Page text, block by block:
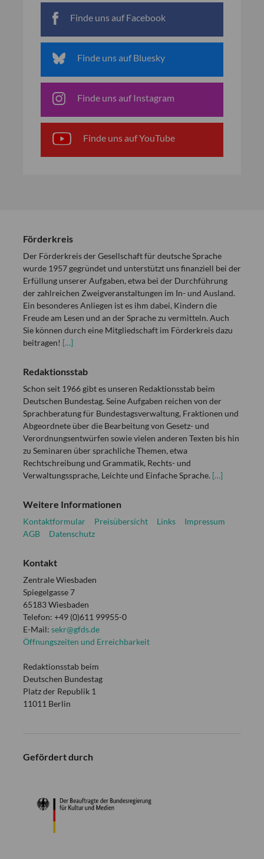
Finde uns auf Facebook
Finde uns auf Bluesky
Finde uns auf Instagram
Finde uns auf YouTube
Förderkreis
Der Förderkreis der Gesellschaft für deutsche Sprache
wurde 1957 gegründet und unterstützt uns finanziell bei der
Erfüllung unserer Aufgaben, etwa bei der Durchführung
der zahlreichen Zweigveranstaltungen im In- und Ausland.
Ein besonderes Anliegen ist es ihm dabei, Kindern die
Freude am Lesen und an der Sprache zu vermitteln. Auch
Sie können durch eine Mitgliedschaft im Förderkreis dazu
beitragen! […]
Redaktionsstab
Schon seit 1966 gibt es unseren Redaktionsstab beim
Deutschen Bundestag. Seine Aufgaben reichen von der
Sprachberatung für Bundestagsverwaltung, Fraktionen und
Abgeordnete über die Bearbeitung von Gesetz- und
Verordnungsentwürfen sowie vielen anderen Texten bis hin
zu Seminaren über sprachliche Themen, etwa
Rechtschreibung und Grammatik, Rechts- und
Verwaltungssprache, Leichte und Einfache Sprache. […]
Weitere Informationen
Kontaktformular Preisübersicht Links
Impressum
AGB
Datenschutz
Kontakt
Zentrale Wiesbaden
Spiegelgasse 7
65183 Wiesbaden
Telefon: +49 (0)611 99955-0
E-Mail: sekr@gfds.de
Öffnungszeiten und Erreichbarkeit
Redaktionsstab beim
Deutschen Bundestag
Platz der Republik 1
11011 Berlin
Gefördert durch